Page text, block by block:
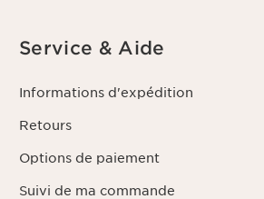
Service & Aide
Informations d'expédition
Retours
Options de paiement
Suivi de ma commande